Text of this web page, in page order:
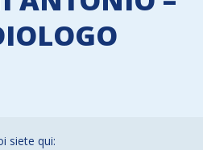
siete qui: